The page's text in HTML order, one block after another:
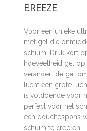
BREEZE
Voor een unieke
met gel die
schuim. Druk kort
hoeveelheid gel op
verandert de gel
lucht een grote
is voldoende voor
perfect voor het
een douchespons
schuim te creëren.